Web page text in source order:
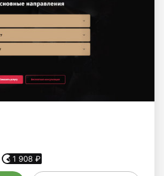
1 908 ₽